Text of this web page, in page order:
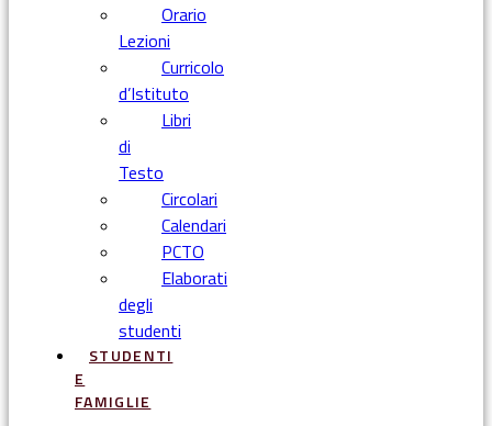
Orario
Lezioni
Curricolo
d’Istituto
Libri
di
Testo
Circolari
Calendari
PCTO
Elaborati
degli
studenti
STUDENTI
E
FAMIGLIE